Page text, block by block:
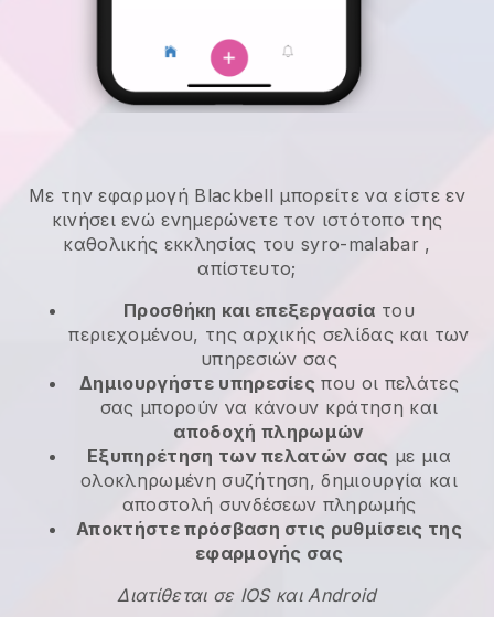
Με την εφαρμογή Blackbell μπορείτε να είστε εν
κινήσει ενώ ενημερώνετε τον ιστότοπο της
καθολικής εκκλησίας του syro-malabar ,
απίστευτο;
Προσθήκη και επεξεργασία του
περιεχομένου, της αρχικής σελίδας και των
υπηρεσιών σας
Δημιουργήστε υπηρεσίες που οι πελάτες
σας μπορούν να κάνουν κράτηση και
αποδοχή πληρωμών
Εξυπηρέτηση των πελατών σας με μια
ολοκληρωμένη συζήτηση, δημιουργία και
αποστολή συνδέσεων πληρωμής
Αποκτήστε πρόσβαση στις ρυθμίσεις της
εφαρμογής σας
Διατίθεται σε IOS και Android